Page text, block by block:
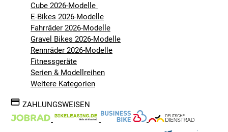
Cube 2026-Modelle
E-Bikes 2026-Modelle
Fahrräder 2026-Modelle
Gravel Bikes 2026-Modelle
Rennräder 2026-Modelle
Fitnessgeräte
Serien & Modellreihen
Weitere Kategorien
ZAHLUNGSWEISEN